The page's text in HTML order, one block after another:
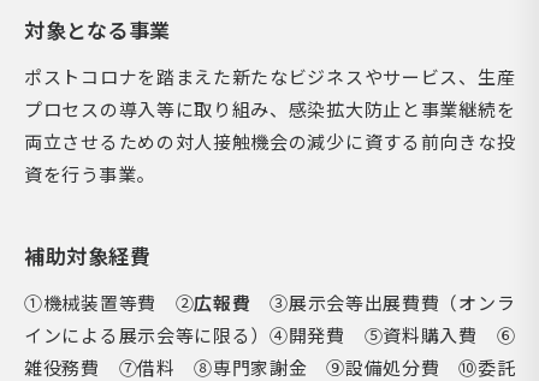
対象となる事業
ポストコロナを踏まえた新たなビジネスやサービス、生産
プロセスの導入等に取り組み、感染拡大防止と事業継続を
両立させるための対人接触機会の減少に資する前向きな投
資を行う事業。
補助対象経費
①機械装置等費 ②広報費 ③展示会等出展費費（オンラ
インによる展示会等に限る）④開発費 ⑤資料購入費 ⑥
雑役務費 ⑦借料 ⑧専門家謝金 ⑨設備処分費 ⑩委託